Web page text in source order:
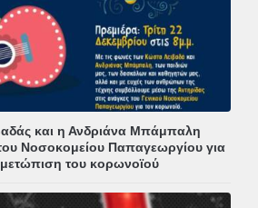
και η Ανδριάνα Μπάμπαλη
Νοσοκομείου Παπαγεωργίου για
του κορωνοϊού